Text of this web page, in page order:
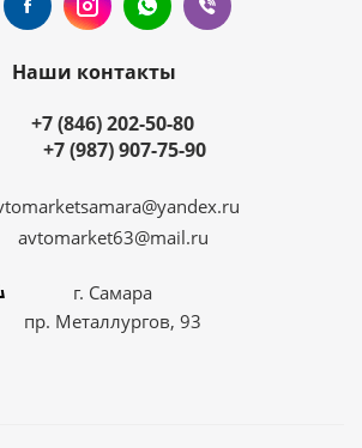
Наши контакты
+7 (846) 202-50-80
+7 (987) 907-75-90
avtomarket63@mail.ru
г. Самара
пр. Металлургов, 93